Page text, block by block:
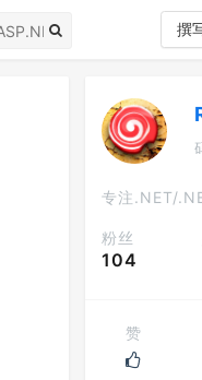
撰
专注.NET/
粉丝
104
赞